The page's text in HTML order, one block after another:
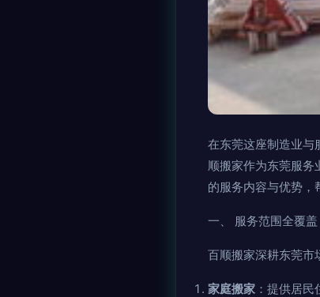
在东莞这座制造业与
顺搬家作为东莞服务
的服务内容与优势，
一、 服务范围全覆
百顺搬家深耕东莞市
家庭搬家 ：提供居